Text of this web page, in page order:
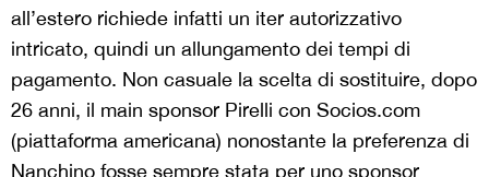
all’estero richiede infatti un iter autorizzativo
intricato, quindi un allungamento dei tempi di
pagamento. Non casuale la scelta di sostituire, dopo
26 anni, il main sponsor Pirelli con Socios.com
(piattaforma americana) nonostante la preferenza di
Nanchino fosse sempre stata per uno sponsor